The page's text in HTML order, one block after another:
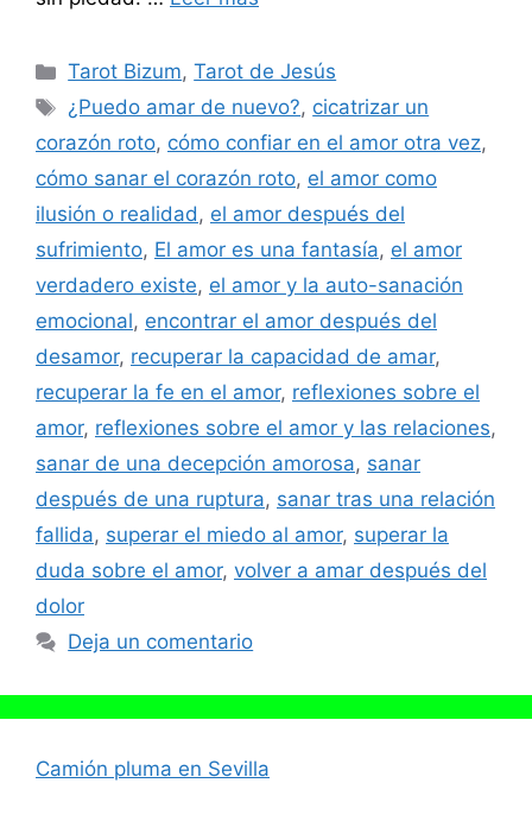
Categorías
Tarot Bizum,Tarot de Jesús
Etiquetas
¿Puedo amar de nuevo?, cicatrizar un
corazón roto, cómo confiar en el amor otra vez,
cómo sanar el corazón roto, el amor como
ilusión o realidad, el amor después del
sufrimiento, El amor es una fantasía, el amor
verdadero existe, el amor y la auto-sanación
emocional, encontrar el amor después del
desamor, recuperar la capacidad de amar,
recuperar la fe en el amor, reflexiones sobre el
amor, reflexiones sobre el amor y las relaciones,
sanar de una decepción amorosa, sanar
después de una ruptura, sanar tras una relación
fallida, superar el miedo al amor, superar la
duda sobre el amor, volver a amar después del
dolor
Deja un comentario
Camión pluma en Sevilla